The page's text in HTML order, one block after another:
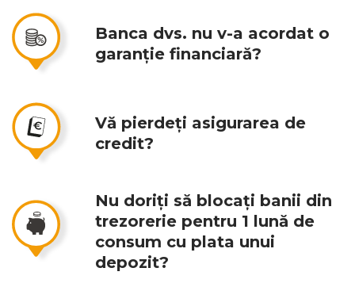
Banca dvs. nu v-a acordat o
garanție financiară?
Vă pierdeți asigurarea de
credit?
Nu doriți să blocați banii din
trezorerie pentru 1 lună de
consum cu plata unui
depozit?